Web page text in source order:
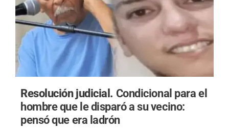
Resolución judicial. Condicional para el
hombre que le disparó a su vecino:
pensó que era ladrón